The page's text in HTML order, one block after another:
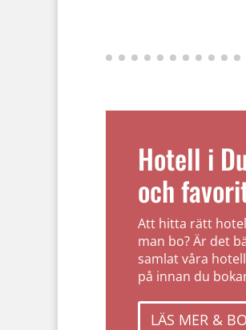
Hotell i
och
Att hitta rätt
man bo? Är det
samlat våra
på innan du
LÄS MER &